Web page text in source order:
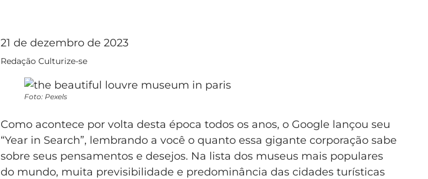
21 de dezembro de 2023
Redação Culturize-se
Foto: Pexels
Como acontece por volta desta época todos os anos, o Google lançou seu
“Year in Search”, lembrando a você o quanto essa gigante corporação sabe
sobre seus pensamentos e desejos. Na lista dos museus mais populares
do mundo, muita previsibilidade e predominância das cidades turísticas